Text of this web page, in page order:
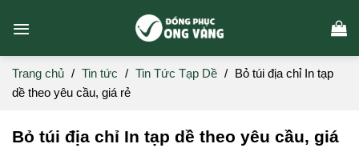
Trang chủ / Tin tức / Tin Tức Tạp Dề / Bỏ túi địa chỉ In tạp
dề theo yêu cầu, giá rẻ
Bỏ túi địa chỉ In tạp dề theo yêu cầu, giá